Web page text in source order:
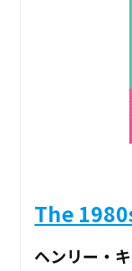
The
ヘンリー・